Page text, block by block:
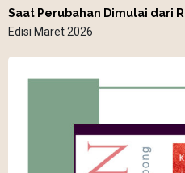
Saat Perubahan Dimulai dari
Edisi Maret 2026